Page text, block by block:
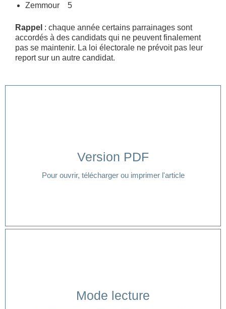
Zemmour 5
Rappel : chaque année certains parrainages sont
accordés à des candidats qui ne peuvent finalement
pas se maintenir. La loi électorale ne prévoit pas leur
report sur un autre candidat.
Version PDF
Pour ouvrir, télécharger ou imprimer l'article
Cliquer ici
Mode lecture